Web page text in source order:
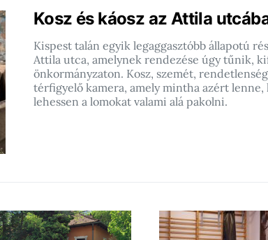
Kosz és káosz az Attila
Kispest talán egyik legaggasztóbb állapotú
Attila utca, amelynek rendezése úgy tűnik,
önkormányzaton. Kosz, szemét,
térfigyelő kamera, amely mintha azért lenne,
lehessen a lomokat valami alá pakolni.